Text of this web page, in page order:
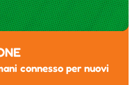
connesso per nuovi